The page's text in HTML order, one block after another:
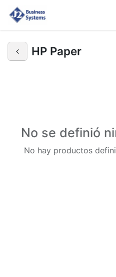
HP Paper
No se definió
No hay productos